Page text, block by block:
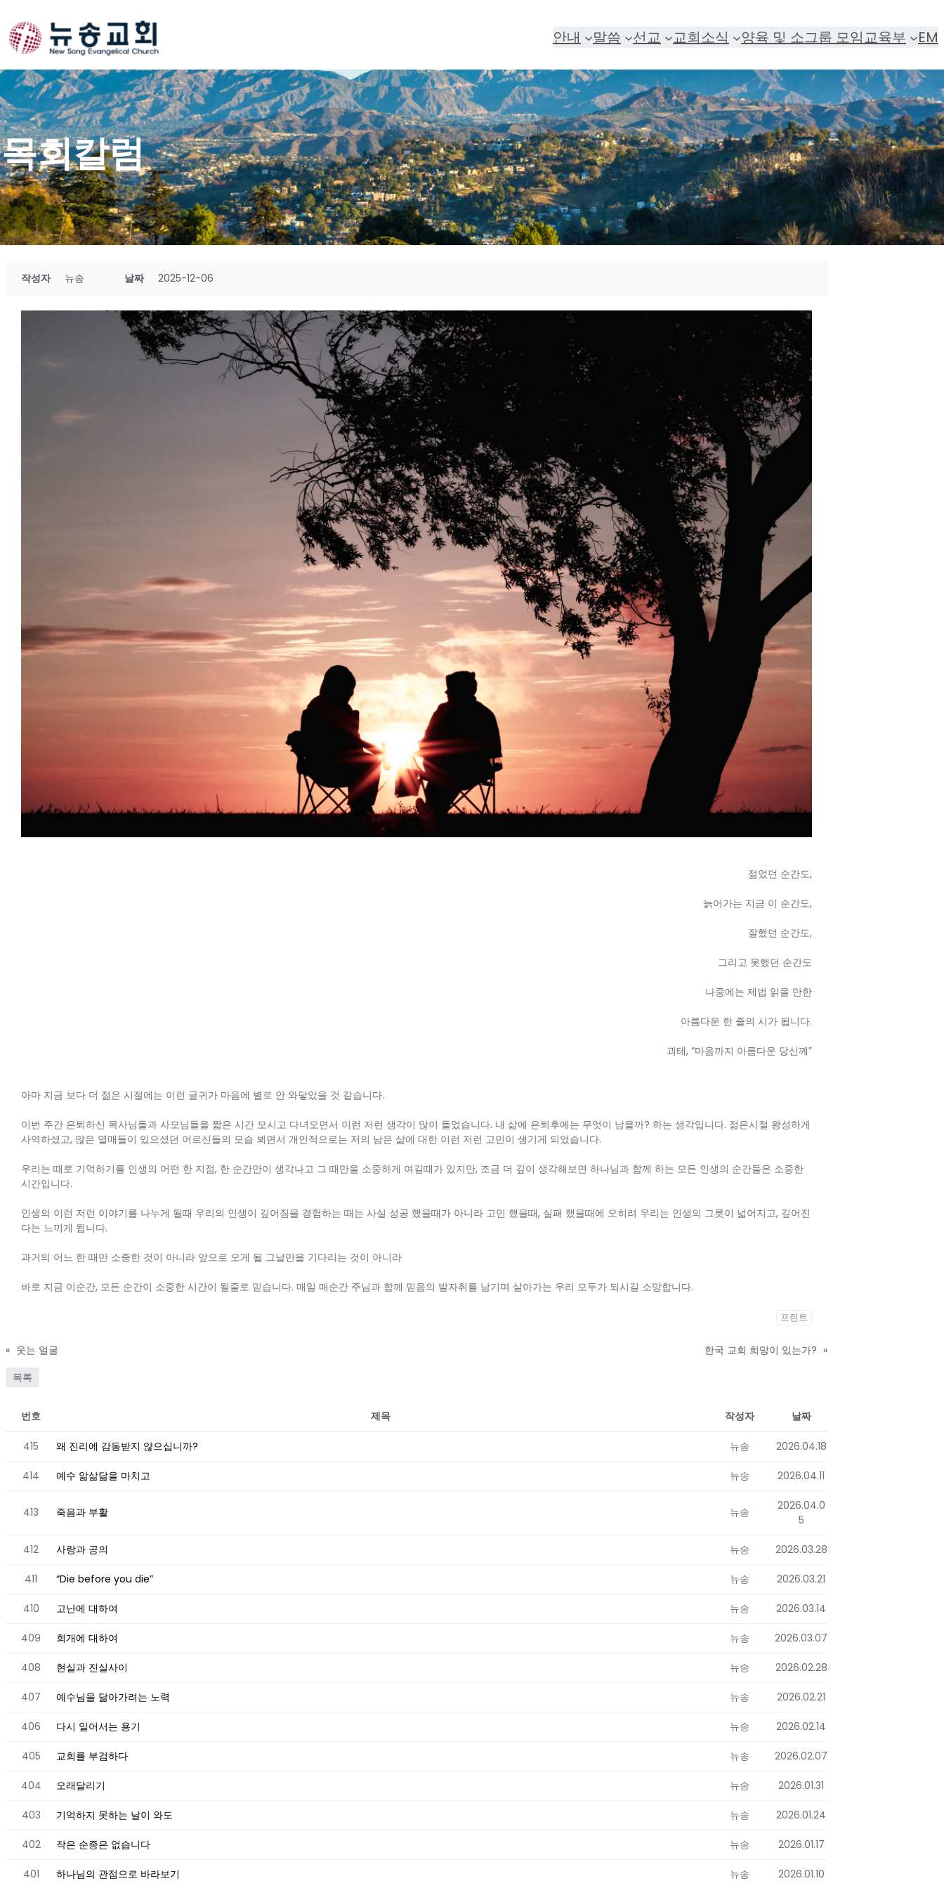
to
content
안내 말씀 선교 교회소식 양육 및 소그룹 모임교육부 EM
목회칼럼
작성자 뉴송 날짜 2025-12-06
젊었던 순간도,
늙어가는 지금 이 순간도,
잘했던 순간도,
그리고 못했던 순간도
나중에는 제법 읽을 만한
아름다운 한 줄의 시가 됩니다.
괴테, “마음까지 아름다운 당신께”
아마 지금 보다 더 젊은 시절에는 이런 글귀가 마음에 별로 안 와닿았을 것 같습니다.
이번 주간 은퇴하신 목사님들과 사모님들을 짧은 시간 모시고 다녀오면서 이런 저런 생각이 많이 들었습니다. 내 삶에 은퇴후에는 무엇이 남을까? 하는 생각입니다. 젊은시절 왕성하게
사역하셨고, 많은 열매들이 있으셨던 어르신들의 모습 뵈면서 개인적으로는 저의 남은 삶에 대한 이런 저런 고민이 생기게 되었습니다.
우리는 때로 기억하기를 인생의 어떤 한 지점, 한 순간만이 생각나고 그 때만을 소중하게 여길때가 있지만, 조금 더 깊이 생각해보면 하나님과 함께 하는 모든 인생의 순간들은 소중한
시간입니다.
인생의 이런 저런 이야기를 나누게 될때 우리의 인생이 깊어짐을 경험하는 때는 사실 성공 했을때가 아니라 고민 했을때, 실패 했을때에 오히려 우리는 인생의 그릇이 넓어지고, 깊어진
다는 느끼게 됩니다.
과거의 어느 한 때만 소중한 것이 아니라 앞으로 오게 될 그날만을 기다리는 것이 아니라
바로 지금 이순간, 모든 순간이 소중한 시간이 될줄로 믿습니다. 매일 매순간 주님과 함께 믿음의 발자취를 남기며 살아가는 우리 모두가 되시길 소망합니다.
프린트
« 웃는 얼굴 한국 교회 희망이 있는가? »
목록
번호 제목 작성자 날짜
415 왜 진리에 감동받지 않으십니까? 뉴송 2026.04.18
414 예수 앎삶닮을 마치고 뉴송 2026.04.11
413 죽음과 부활 뉴송
2026.04.0
5
412 사랑과 공의 뉴송 2026.03.28
411 “Die before you die” 뉴송 2026.03.21
410 고난에 대하여 뉴송 2026.03.14
409 회개에 대하여 뉴송 2026.03.07
408 현실과 진실사이 뉴송 2026.02.28
407 예수님을 닮아가려는 노력 뉴송 2026.02.21
406 다시 일어서는 용기 뉴송 2026.02.14
405 교회를 부검하다 뉴송 2026.02.07
404 오래달리기 뉴송 2026.01.31
403 기억하지 못하는 날이 와도 뉴송 2026.01.24
402 작은 순종은 없습니다 뉴송 2026.01.17
401 하나님의 관점으로 바라보기 뉴송 2026.01.10